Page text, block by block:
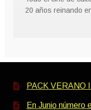
20 años reinando
PACK VERANO
En Junio